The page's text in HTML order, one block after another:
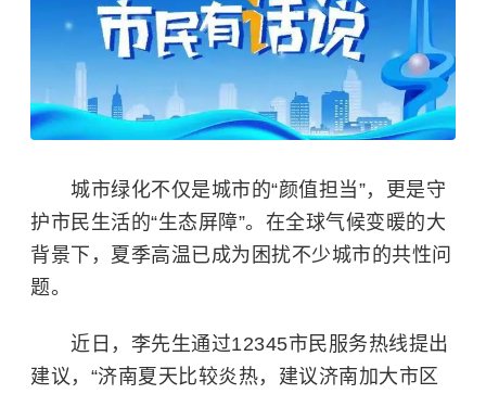
城市绿化不仅是城市的“颜值担当”，更是守
护市民生活的“生态屏障”。在全球气候变暖的大
背景下，夏季高温已成为困扰不少城市的共性问
题。
近日，李先生通过12345市民服务热线提出
建议，“济南夏天比较炎热，建议济南加大市区